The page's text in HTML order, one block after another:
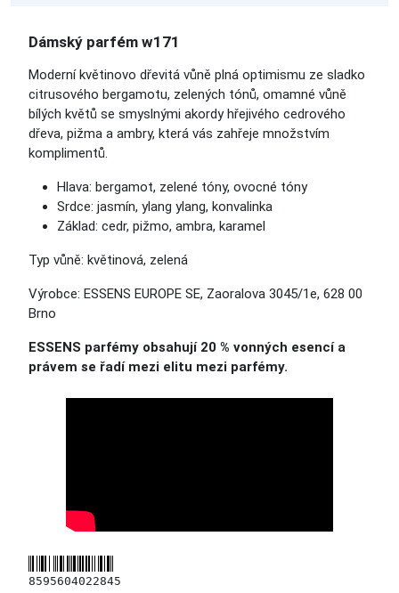
Dámský parfém w171
Moderní květinovo dřevitá vůně plná optimismu ze sladko
citrusového bergamotu, zelených tónů, omamné vůně
bílých květů se smyslnými akordy hřejivého cedrového
dřeva, pižma a ambry, která vás zahřeje množstvím
komplimentů.
Hlava: bergamot, zelené tóny, ovocné tóny
Srdce: jasmín, ylang ylang, konvalinka
Základ: cedr, pižmo, ambra, karamel
Typ vůně: květinová, zelená
Výrobce: ESSENS EUROPE SE, Zaoralova 3045/1e, 628 00
Brno
ESSENS parfémy obsahují 20 % vonných esencí a
právem se řadí mezi elitu mezi parfémy.
8595604022845